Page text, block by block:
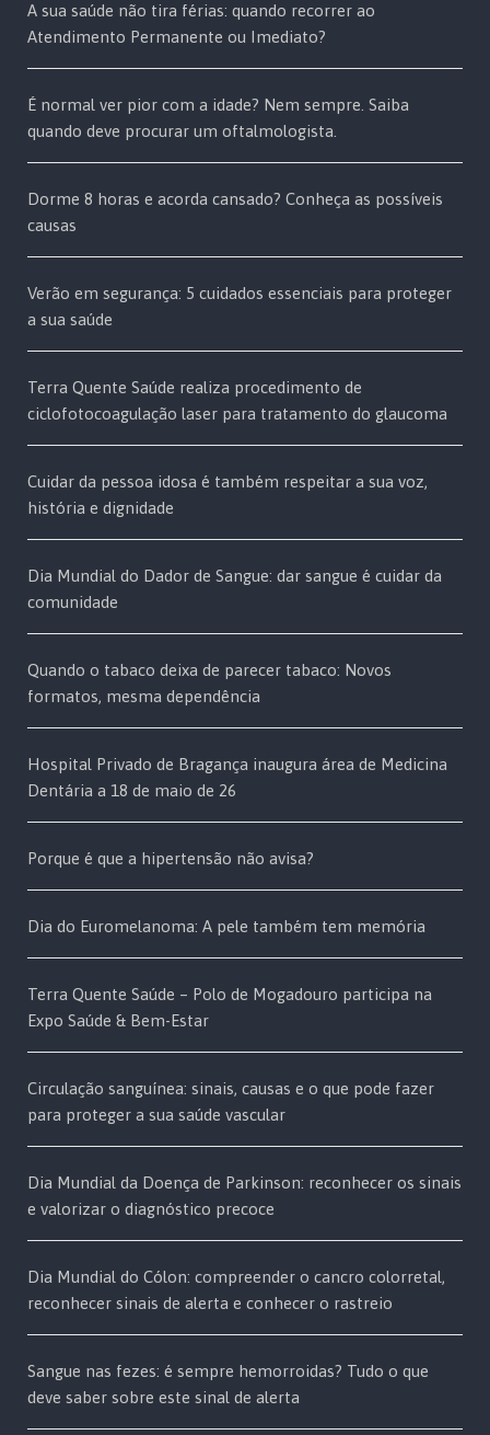
A sua saúde não tira férias: quando recorrer ao
Atendimento Permanente ou Imediato?
É normal ver pior com a idade? Nem sempre. Saiba
quando deve procurar um oftalmologista.
Dorme 8 horas e acorda cansado? Conheça as possíveis
causas
Verão em segurança: 5 cuidados essenciais para proteger
a sua saúde
Terra Quente Saúde realiza procedimento de
ciclofotocoagulação laser para tratamento do glaucoma
Cuidar da pessoa idosa é também respeitar a sua voz,
história e dignidade
Dia Mundial do Dador de Sangue: dar sangue é cuidar da
comunidade
Quando o tabaco deixa de parecer tabaco: Novos
formatos, mesma dependência
Hospital Privado de Bragança inaugura área de Medicina
Dentária a 18 de maio de 26
Porque é que a hipertensão não avisa?
Dia do Euromelanoma: A pele também tem memória
Terra Quente Saúde – Polo de Mogadouro participa na
Expo Saúde & Bem-Estar
Circulação sanguínea: sinais, causas e o que pode fazer
para proteger a sua saúde vascular
Dia Mundial da Doença de Parkinson: reconhecer os sinais
e valorizar o diagnóstico precoce
Dia Mundial do Cólon: compreender o cancro colorretal,
reconhecer sinais de alerta e conhecer o rastreio
Sangue nas fezes: é sempre hemorroidas? Tudo o que
deve saber sobre este sinal de alerta